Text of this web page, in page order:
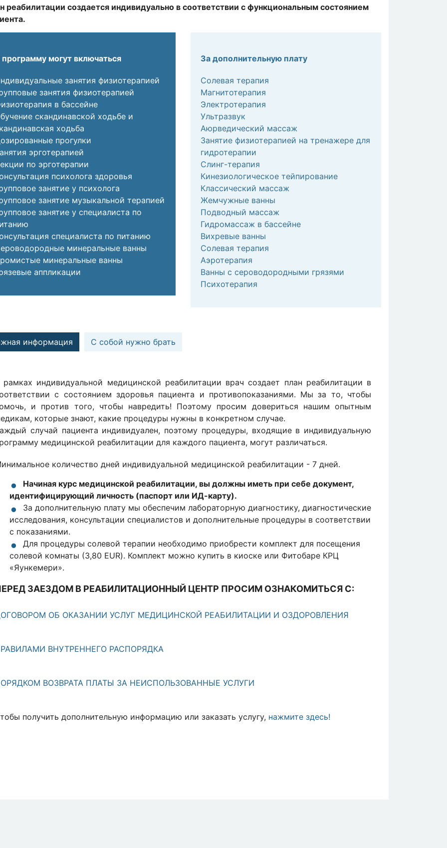
реабилитации создается индивидуально в соответствии с функциональным состоянием
программу могут включаться
занятия физиотерапией
занятия физиотерапией
в бассейне
скандинавской ходьбе и
ходьба
прогулки
эрготерапией
по эрготерапии
психолога здоровья
занятие у психолога
занятие музыкальной терапией
занятие у специалиста по
специалиста по питанию
минеральные ванны
минеральные ванны
аппликации
За дополнительную плату
Солевая терапия
Магнитотерапия
Электротерапия
Ультразвук
Аюрведический массаж
Занятие физиотерапией на тренажере для
гидротерапии
Слинг-терапия
Кинезиологическое тейпирование
Классический массаж
Жемчужные ванны
Подводный массаж
Гидромассаж в бассейне
Вихревые ванны
Солевая терапия
Аэротерапия
Ванны с сероводородными грязями
Психотерапия
информация С собой нужно брать
рамках индивидуальной медицинской реабилитации врач создает план реабилитации в
с состоянием здоровья пациента и противопоказаниями. Мы за то, чтобы
и против того, чтобы навредить! Поэтому просим довериться нашим опытным
которые знают, какие процедуры нужны в конкретном случае.
случай пациента индивидуален, поэтому процедуры, входящие в индивидуальную
медицинской реабилитации для каждого пациента, могут различаться.
количество дней индивидуальной медицинской реабилитации - 7 дней.
Начиная курс медицинской реабилитации, вы должны иметь при себе документ,
идентифицирующий личность (паспорт или ИД-карту).
За дополнительную плату мы обеспечим лабораторную диагностику, диагностические
исследования, консультации специалистов и дополнительные процедуры в соответствии
с показаниями.
Для процедуры солевой терапии необходимо приобрести комплект для посещения
солевой комнаты (3,80 EUR). Комплект можно купить в киоске или Фитобаре КРЦ
«Яункемери».
ЗАЕЗДОМ В РЕАБИЛИТАЦИОННЫЙ ЦЕНТР ПРОСИМ ОЗНАКОМИТЬСЯ С:
ОБ ОКАЗАНИИ УСЛУГ МЕДИЦИНСКОЙ РЕАБИЛИТАЦИИ И ОЗДОРОВЛЕНИЯ
ВНУТРЕННЕГО РАСПОРЯДКА
ВОЗВРАТА ПЛАТЫ ЗА НЕИСПОЛЬЗОВАННЫЕ УСЛУГИ
получить дополнительную информацию или заказать услугу, нажмите здесь!